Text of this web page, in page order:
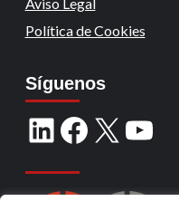
Política de Cookies
Síguenos